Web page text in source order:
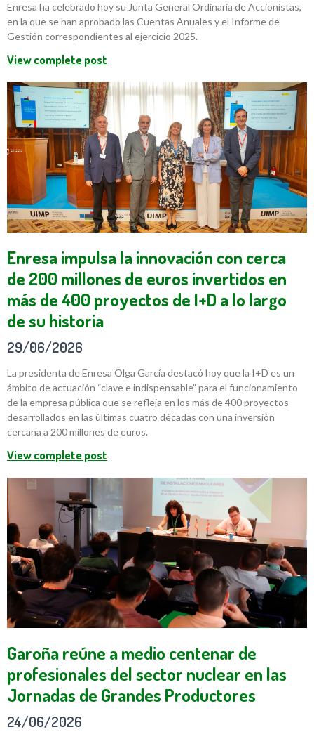
Enresa ha celebrado hoy su Junta General Ordinaria de Accionistas,
en la que se han aprobado las Cuentas Anuales y el Informe de
Gestión correspondientes al ejercicio 2025.
View complete post
Enresa impulsa la innovación con cerca
de 200 millones de euros invertidos en
más de 400 proyectos de I+D a lo largo
de su historia
29/06/2026
La presidenta de Enresa Olga García destacó hoy que la I+D es un
ámbito de actuación “clave e indispensable” para el funcionamiento
de la empresa pública que se refleja en los más de 400 proyectos
desarrollados en las últimas cuatro décadas con una inversión
cercana a 200 millones de euros.
View complete post
Garoña reúne a medio centenar de
profesionales del sector nuclear en las
Jornadas de Grandes Productores
24/06/2026